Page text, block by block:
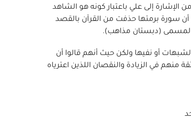
الإشارة إلى علي باعتبار كونه هو الشاهد
أن سورة برمتها حذفت من القرآن بالقصد
المسمى (دبستان مذاهب).
أو نفيها ولكن حيث أنهم قالوا أن
منهم في الزيادة والنقصان اللذين اعترياه